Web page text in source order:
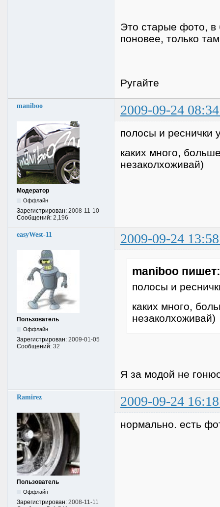
Это старые фото,
поновее, только
Ругайте
maniboo 2009-09-24
Модератор
Оффлайн
Зарегистрирован: 2008-11-10
Сообщений: 2,196
полосы и
каких много,
незаколхоживай)
easyWest-11 2009-09-24
Пользователь
Оффлайн
Зарегистрирован: 2009-01-05
Сообщений: 32
maniboo пишет:
полосы и
каких много,
незаколхоживай)
Я за модой не
Ramirez 2009-09-24
Пользователь
Оффлайн
Зарегистрирован: 2008-11-11
нормально. есть